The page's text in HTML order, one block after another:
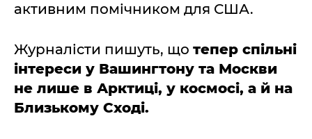
активним помічником для США.
Журналісти пишуть, що тепер спільні
інтереси у Вашингтону та Москви
не лише в Арктиці, у космосі, а й на
Близькому Сході.